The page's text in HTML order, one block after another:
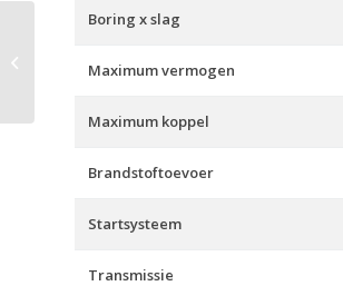
Boring x slag
Maximum vermogen
Maximum koppel
Brandstoftoevoer
Startsysteem
Transmissie